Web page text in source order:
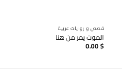
قصص و روايات عربية
الموت يمر من هنا
0.00$